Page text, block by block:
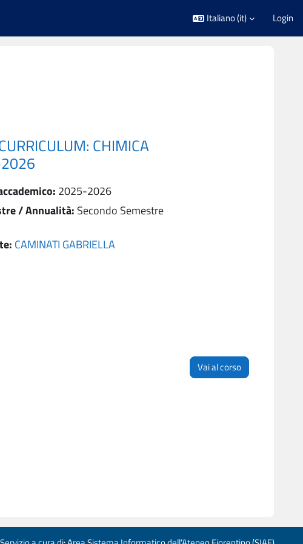
Italiano ‎(it)‎ Login
CHIMICA
: 2025-2026
/ Annualità: Secondo Semestre
CAMINATI GABRIELLA
Vai al corso